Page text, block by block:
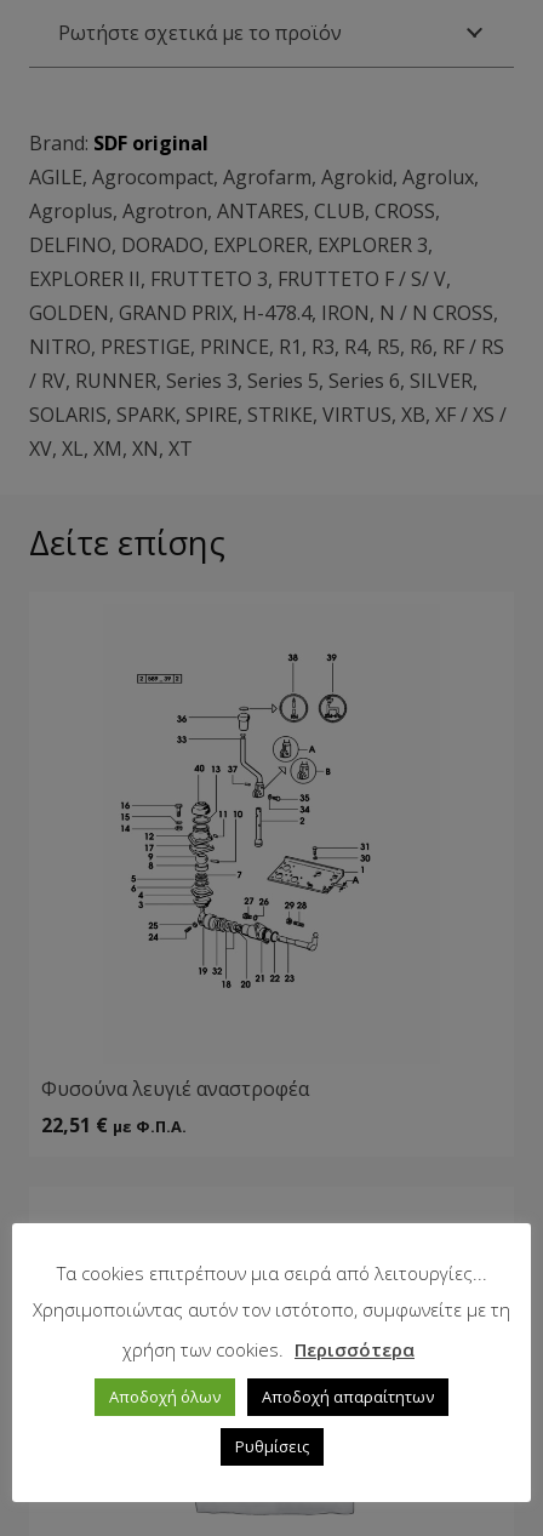
Ρωτήστε σχετικά με το προϊόν
Brand: SDF original
AGILE, Agrocompact, Agrofarm, Agrokid, Agrolux,
Agroplus, Agrotron, ANTARES, CLUB, CROSS,
DELFINO, DORADO, EXPLORER, EXPLORER 3,
EXPLORER II, FRUTTETO 3, FRUTTETO F / S/ V,
GOLDEN, GRAND PRIX, H-478.4, IRON, N / N CROSS,
NITRO, PRESTIGE, PRINCE, R1, R3, R4, R5, R6, RF / RS
/ RV, RUNNER, Series 3, Series 5, Series 6, SILVER,
SOLARIS, SPARK, SPIRE, STRIKE, VIRTUS, XB, XF / XS /
XV, XL, XM, XN, XT
Δείτε επίσης
Φυσούνα λευγιέ αναστροφέα
22,51 € με Φ.Π.Α.
Τα cookies επιτρέπουν μια σειρά από λειτουργίες...
Χρησιμοποιώντας αυτόν τον ιστότοπο, συμφωνείτε με τη
χρήση των cookies.
Περισσότερα
Αποδοχή όλων Αποδοχή απαραίτητων
Ρυθμίσεις